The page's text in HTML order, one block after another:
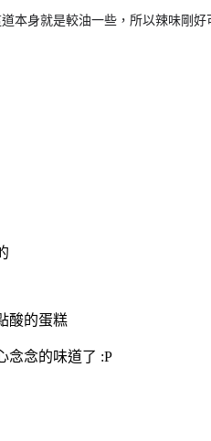
本身就是較油一些，所以辣味剛好
酸的蛋糕
念念的味道了 :P